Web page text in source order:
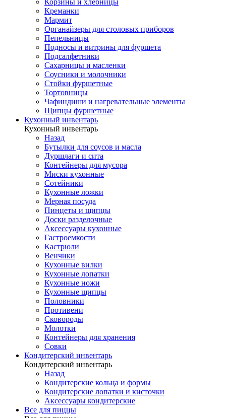
Креманки
Мармит
Органайзеры для столовых приборов
Пепельницы
Подносы и витрины для фуршета
Подсалфетники
Сахарницы и масленки
Соусники и молочники
Стойки фуршетные
Тортовницы
Чафиндиши и нагревательные элементы
Щипцы фуршетные
Кухонный инвентарь
Кухонный инвентарь
Назад
Бутылки для соусов и масла
Дуршлаги и сита
Контейнеры для мусора
Миски кухонные
Сотейники
Кухонные ложки
Мерная посуда
Пинцеты и щипцы
Доски разделочные
Аксессуары кухонные
Гастроемкости
Кастрюли
Венчики
Кухонные вилки
Кухонные лопатки
Кухонные ножи
Кухонные щипцы
Половники
Противени
Сковороды
Молотки
Контейнеры для хранения
Совки
Кондитерский инвентарь
Кондитерский инвентарь
Назад
Кондитерские кольца и формы
Кондитерские лопатки и кисточки
Аксессуары кондитерские
Все для пиццы